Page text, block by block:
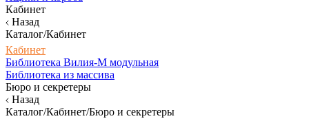
Кабинет
Назад
Каталог/Кабинет
Кабинет
Библиотека Вилия-М модульная
Библиотека из массива
Бюро и секретеры
Назад
Каталог/Кабинет/Бюро и секретеры